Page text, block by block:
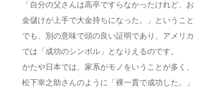
「自分の父さんは高卒ですらなかったけれど、お
金儲けが上手で大金持ちになった。」ということ
でも、別の意味で頭の良い証明であり、アメリカ
では「成功のシンボル」となりえるのです。
かたや日本では、家系がモノをいうことが多く、
松下幸之助さんのように「裸一貫で成功した。」